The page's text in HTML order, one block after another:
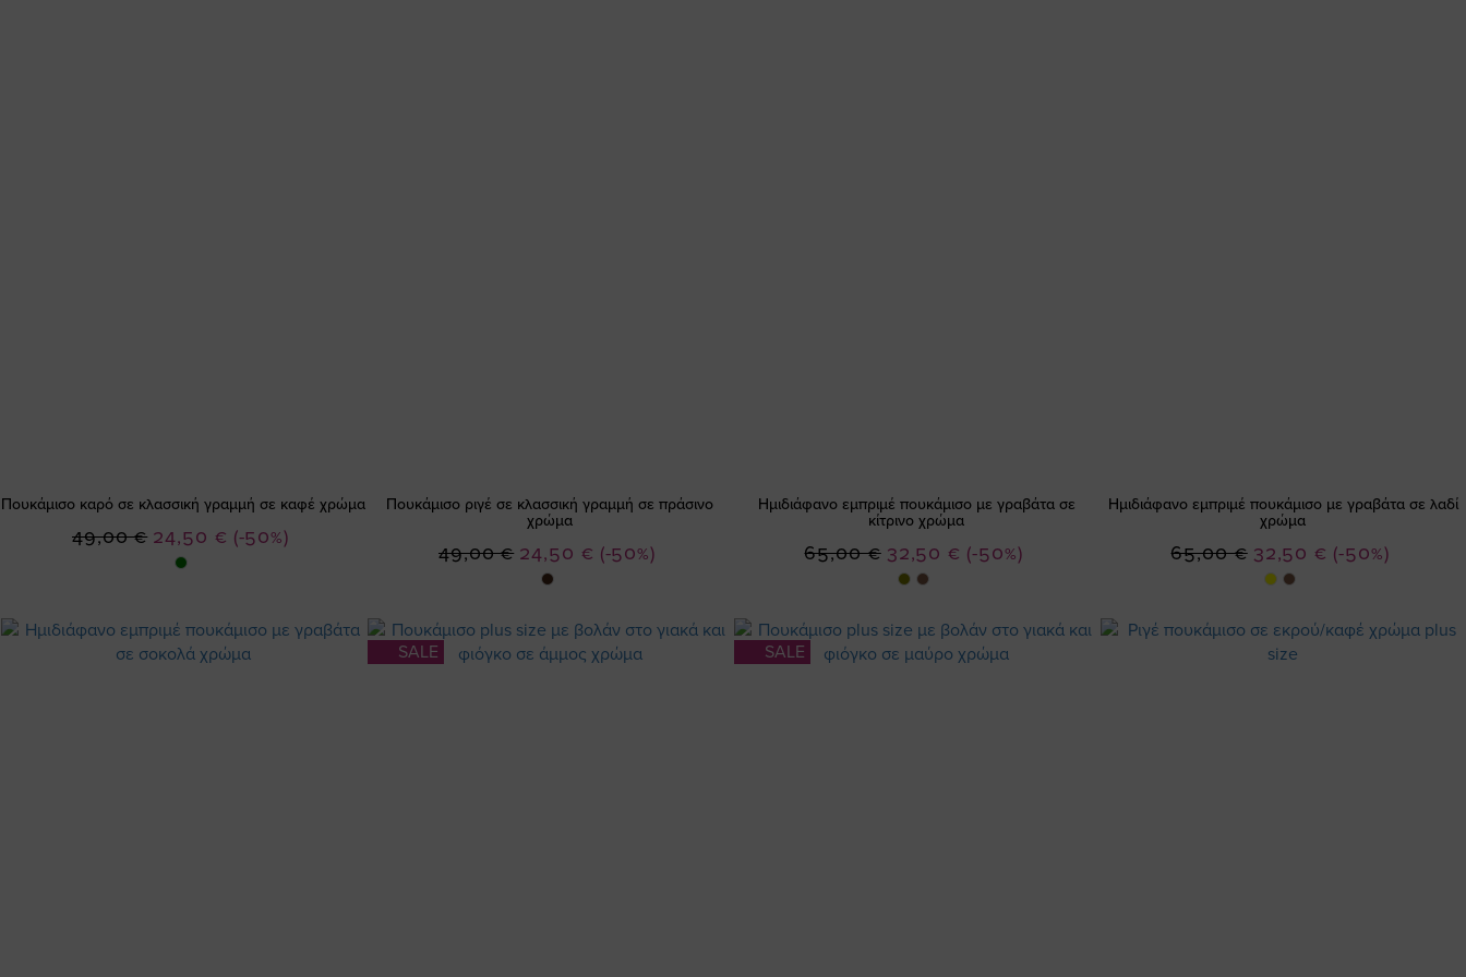
Πουκάμισο καρό σε κλασσική γραμμή σε καφέ χρώμα
(-50%)
Ειδική
Τιμή
24,50 €
49,00 €
Πουκάμισο ριγέ σε κλασσική γραμμή σε πράσινο
χρώμα
(-50%)
Ειδική
Τιμή
24,50 €
49,00 €
Ημιδιάφανο εμπριμέ πουκάμισο με γραβάτα σε
κίτρινο χρώμα
(-50%)
Ειδική
Τιμή
32,50 €
65,00 €
Ημιδιάφανο εμπριμέ πουκάμισο με γραβάτα σε λαδί
χρώμα
(-50%)
Ειδική
Τιμή
32,50 €
65,00 €
SALE SALE